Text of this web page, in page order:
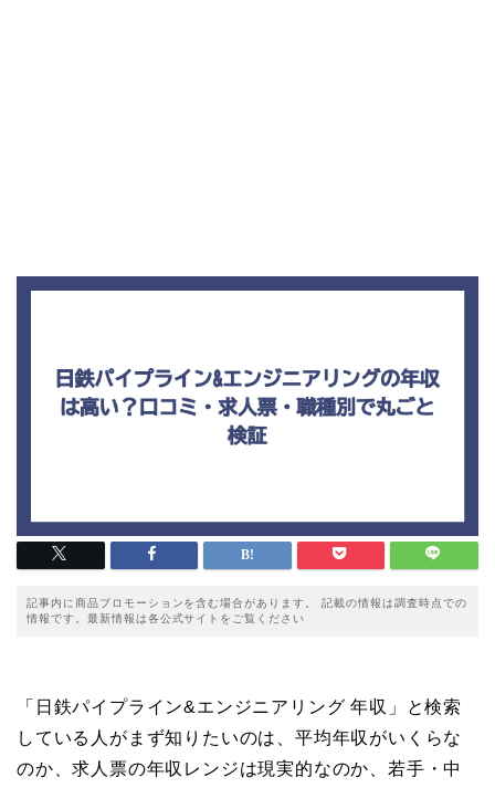
記事内に商品プロモーションを含む場合があります。 記載の情報は調査時点での
情報です。最新情報は各公式サイトをご覧ください
「日鉄パイプライン&エンジニアリング 年収」と検索
している人がまず知りたいのは、平均年収がいくらな
のか、求人票の年収レンジは現実的なのか、若手・中